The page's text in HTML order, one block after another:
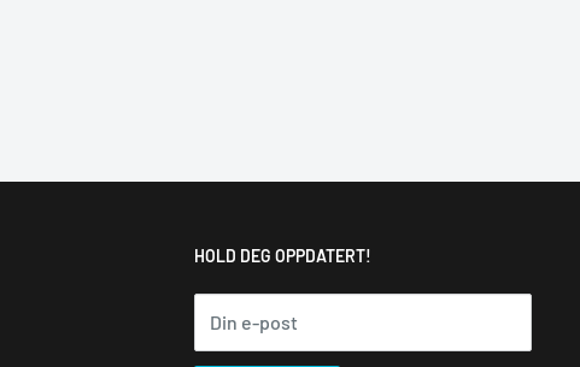
HOLD DEG OPPDATERT!
Din e-post